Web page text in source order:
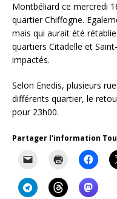
Montbéliard ce mercredi
quartier Chiffogne.
mais qui aurait été
quartiers Citadelle et
impactés.
Selon Enedis, plusieurs
différents quartier, le
pour 23h00.
Partager l'information